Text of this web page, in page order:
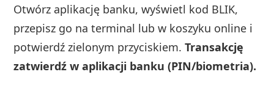
Otwórz aplikację banku, wyświetl kod BLIK,
przepisz go na terminal lub w koszyku online i
potwierdź zielonym przyciskiem.Transakcję
zatwierdź w aplikacji banku (PIN/biometria).